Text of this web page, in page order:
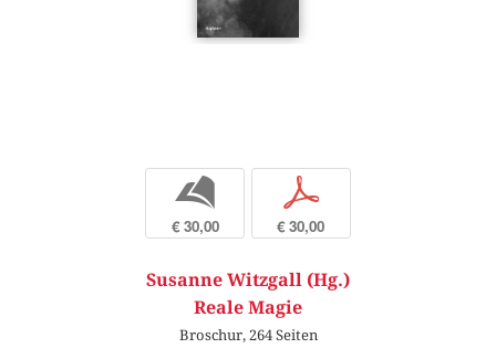
b
€ 30,00
p
€ 30,00
Susanne Witzgall (Hg.)
Reale Magie
Broschur, 264 Seiten